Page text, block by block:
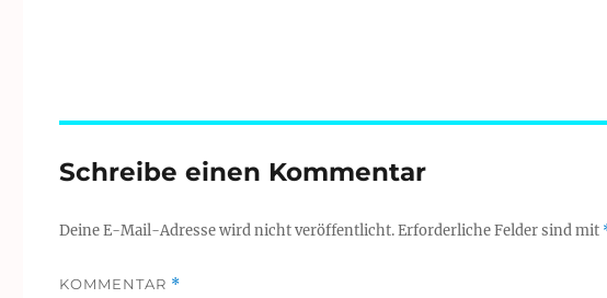
Schreibe einen Kommentar
Deine E-Mail-Adresse wird nicht veröffentlicht. Erforderliche Felder sind mit
KOMMENTAR *